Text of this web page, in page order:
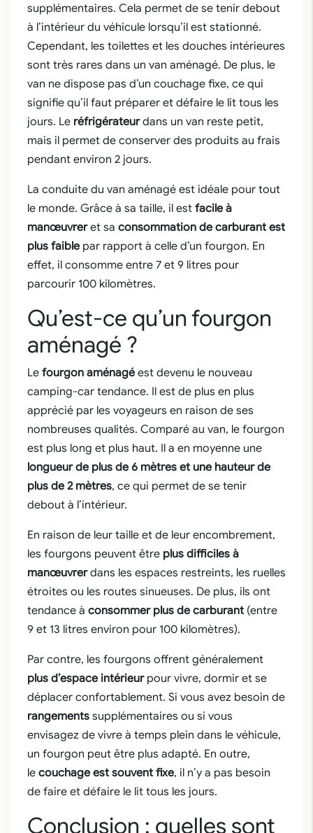
supplémentaires. Cela permet de se tenir debout
à l’intérieur du véhicule lorsqu’il est stationné.
Cependant, les toilettes et les douches intérieures
sont très rares dans un van aménagé. De plus, le
van ne dispose pas d’un couchage fixe, ce qui
signifie qu’il faut préparer et défaire le lit tous les
jours. Le réfrigérateurdans un van reste petit,
mais il permet de conserver des produits au frais
pendant environ 2 jours.
La conduite du van aménagé est idéale pour tout
le monde. Grâce à sa taille, il est facile à
manœuvreret sa consommation de carburant est
plus faible par rapport à celle d’un fourgon. En
effet, il consomme entre 7 et 9 litres pour
parcourir 100 kilomètres.
Qu’est-ce qu’un fourgon
aménagé ?
Le fourgon aménagé est devenu le nouveau
camping-car tendance. Il est de plus en plus
apprécié par les voyageurs en raison de ses
nombreuses qualités. Comparé au van, le fourgon
est plus long et plus haut. Il a en moyenne une
longueur de plus de 6 mètres et une hauteur de
plus de 2 mètres, ce qui permet de se tenir
debout à l’intérieur.
En raison de leur taille et de leur encombrement,
les fourgons peuvent être plus difficiles à
manœuvrerdans les espaces restreints, les ruelles
étroites ou les routes sinueuses. De plus, ils ont
tendance à consommer plus de carburant (entre
9 et 13 litres environ pour 100 kilomètres).
Par contre, les fourgons offrent généralement
plus d’espace intérieur pour vivre, dormir et se
déplacer confortablement. Si vous avez besoin de
rangements supplémentaires ou si vous
envisagez de vivre à temps plein dans le véhicule,
un fourgon peut être plus adapté. En outre,
le couchage est souvent fixe, il n’y a pas besoin
de faire et défaire le lit tous les jours.
Conclusion : quelles sont